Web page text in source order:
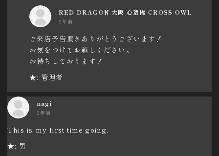
RED DRAGON 大阪 心斎橋 CROSS OWL
2年前
ご来店予告頂きありがとうございます！
お気をつけてお越しください。
お待ちしております！
★: 管理者
nagi
2年前
This is my first time going.
★: 男